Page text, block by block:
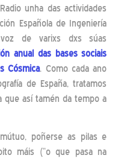
unha das actividades
Española de Ingeniería
de varixs dxs súas
anual das bases sociais
Cósmica. Como cada ano
de España, tratamos
que así tamén da tempo a
poñerse as pilas e
máis (“o que pasa na